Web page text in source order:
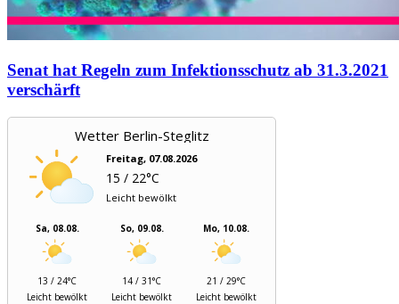
Senat hat Regeln zum Infektionsschutz ab 31.3.2021
verschärft
Wetter Berlin-Steglitz
Freitag, 07.08.2026
15 / 22°C
Leicht bewölkt
Sa, 08.08.
13 / 24°C
Leicht bewölkt
So, 09.08.
14 / 31°C
Leicht bewölkt
Mo, 10.08.
21 / 29°C
Leicht bewölkt